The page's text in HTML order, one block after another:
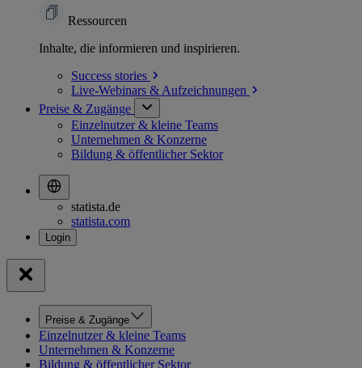
Ressourcen
Inhalte, die informieren und inspirieren.
Success stories
Live-Webinars & Aufzeichnungen
Preise & Zugänge
Einzelnutzer & kleine Teams
Unternehmen & Konzerne
Bildung & öffentlicher Sektor
statista.de
statista.com
Preise & Zugänge
Einzelnutzer & kleine Teams
Unternehmen & Konzerne
Bildung & öffentlicher Sektor